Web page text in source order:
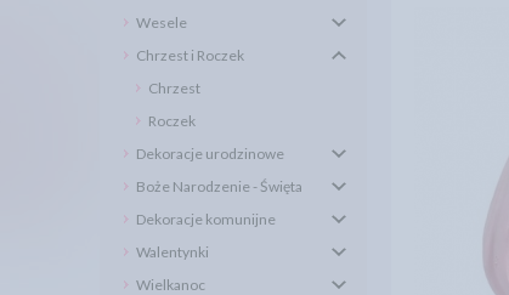
Wesele
Chrzest i Roczek
Chrzest
Roczek
Dekoracje urodzinowe
Boże Narodzenie - Święta
Dekoracje komunijne
Walentynki
Wielkanoc